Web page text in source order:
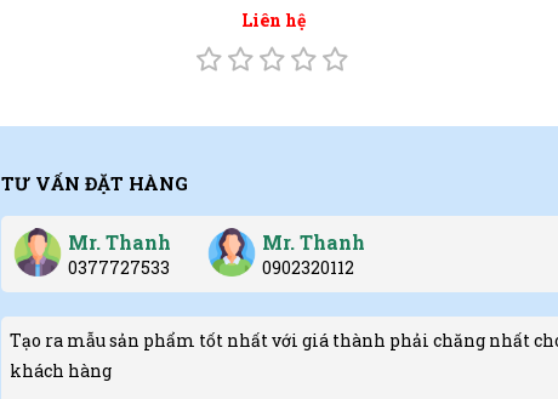
Liên hệ
TƯ VẤN ĐẶT HÀNG
Mr. Thanh
0377727533
Mr. Thanh
0902320112
Tạo ra mẫu sản phẩm tốt nhất với giá thành phải chăng nhất
khách hàng